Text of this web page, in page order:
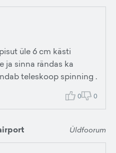
üle 6 cm kästi
ja sinna rändas ka
teleskoop spinning .
0 0
Üldfoorum